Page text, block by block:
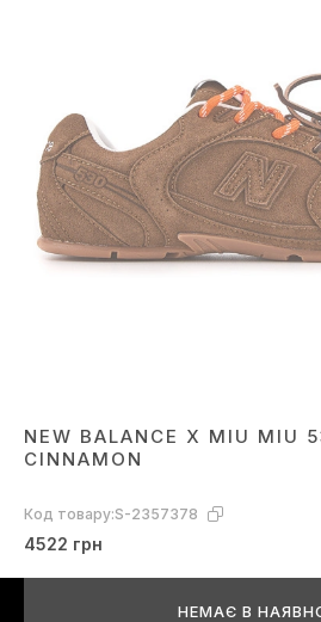
NEW BALANCE X MIU MIU
CINNAMON
Код товару:S-2357378
4522 грн
НЕМАЄ В